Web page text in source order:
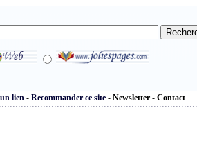
lien - Recommander ce site - Newsletter - Contact